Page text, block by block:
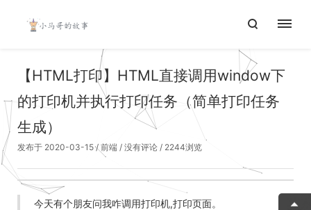
【HTML打印】HTML直接调用window下
的打印机并执行打印任务（简单打印任务
生成）
发布于 2020-03-15/前端 / 没有评论 / 2244浏览
今天有个朋友问我咋调用打印机,打印页面。